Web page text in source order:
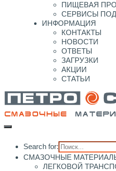
ПИЩЕВАЯ
СЕРВИСЫ
ИНФОРМАЦИЯ
КОНТАКТЫ
НОВОСТИ
ОТВЕТЫ
ЗАГРУЗКИ
АКЦИИ
СТАТЬИ
Search for:
СМАЗОЧНЫЕ
ЛЕГКОВОЙ